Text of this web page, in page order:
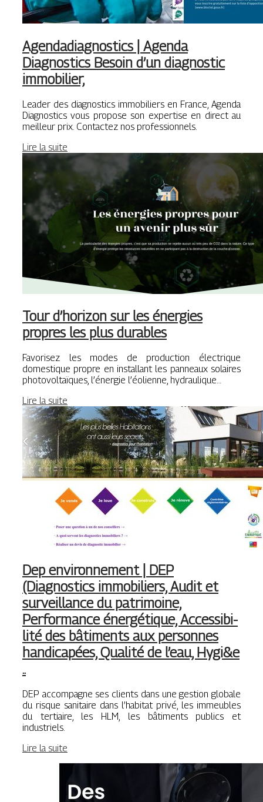
Agen­da­diagnostics | Agenda
Diagnostics Besoin d’un diagnostic
immobilier,
Leader des diagnostics immobiliers en France, Agenda
Diagnostics vous propose son expertise en direct au
meilleur prix. Contactez nos professionnels.
Lire la suite
Tour d’horizon sur les énergies
propres les plus durables
Favorisez les modes de production électrique
domestique propre en installant les panneaux solaires
photovoltaïques, l’énergie l’éolienne, hydraulique…
Lire la suite
Dep en­viron­ne­ment | DEP
(Diagnostics immobiliers, Audit et
sur­veillan­ce du patrimoine,
Performance énergétique, Acces­sibi­
lité des bâtiments aux personnes
handicapées, Qualité de l’eau, Hygi&e
..
DEP accompagne ses clients dans une gestion globale
du risque sanitaire dans l’habitat privé, les immeubles
du tertiaire, les HLM, les bâtiments publics et
industriels.
Lire la suite